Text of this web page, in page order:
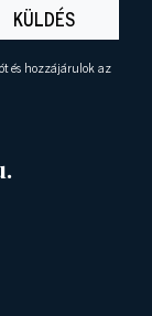
KÜLDÉS
és hozzájárulok az